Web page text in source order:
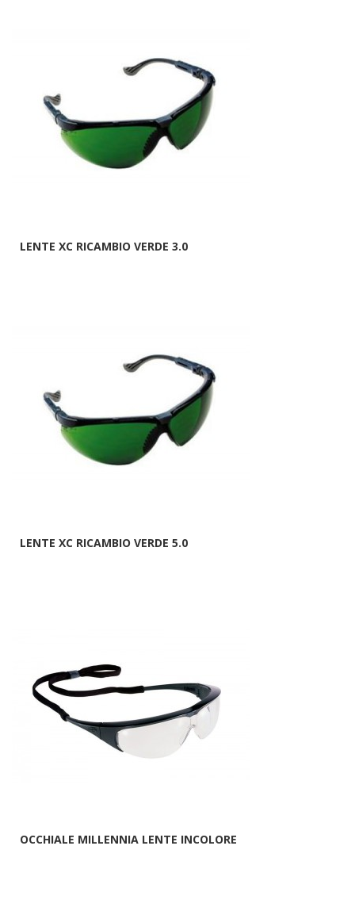
LENTE XC RICAMBIO VERDE 3.0
LENTE XC RICAMBIO VERDE 5.0
OCCHIALE MILLENNIA LENTE INCOLORE